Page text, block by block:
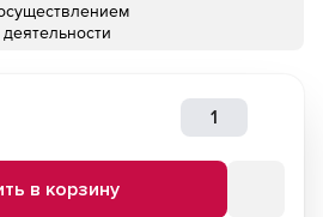
в корзину